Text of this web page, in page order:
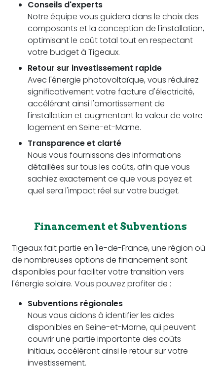
Conseils d'experts
Notre équipe vous guidera dans le choix des
composants et la conception de l'installation,
optimisant le coût total tout en respectant
votre budget à Tigeaux.
Retour sur investissement rapide
Avec l'énergie photovoltaïque, vous réduirez
significativement votre facture d'électricité,
accélérant ainsi l'amortissement de
l'installation et augmentant la valeur de votre
logement en Seine-et-Marne.
Transparence et clarté
Nous vous fournissons des informations
détaillées sur tous les coûts, afin que vous
sachiez exactement ce que vous payez et
quel sera l'impact réel sur votre budget.
Financement et Subventions
Tigeaux fait partie en Île-de-France, une région où
de nombreuses options de financement sont
disponibles pour faciliter votre transition vers
l'énergie solaire. Vous pouvez profiter de :
Subventions régionales
Nous vous aidons à identifier les aides
disponibles en Seine-et-Marne, qui peuvent
couvrir une partie importante des coûts
initiaux, accélérant ainsi le retour sur votre
investissement.